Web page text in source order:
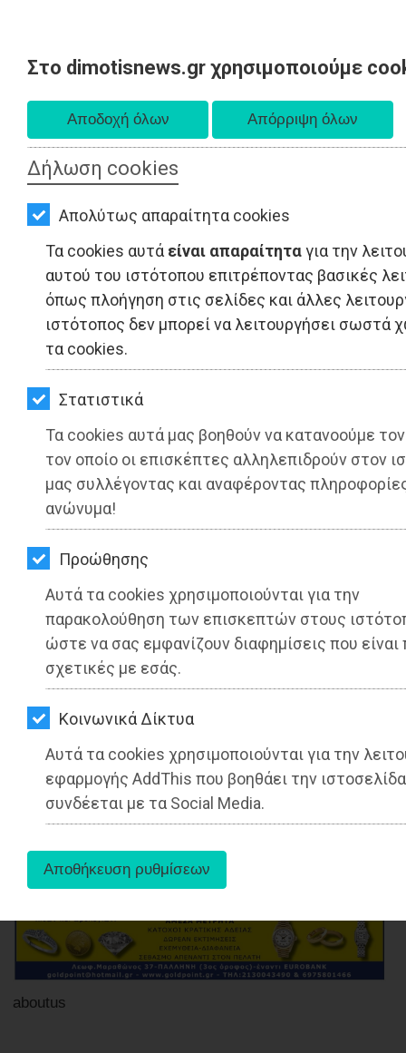
Στο dimotisnews.gr χρησιμοποιούμε
Δήλωση cookies
Απολύτως απαραίτητα cookies
Τα cookies αυτά είναι απαραίτηταγια την
αυτού του ιστότοπου επιτρέποντας βασικές
όπως πλοήγηση στις σελίδες και άλλες
ιστότοπος δεν μπορεί να λειτουργήσει σωστά
τα cookies.
Στατιστικά
Τα cookies αυτά μας βοηθούν να κατανοούμε
τον οποίο οι επισκέπτες αλληλεπιδρούν στον
μας συλλέγοντας και αναφέροντας
ανώνυμα!
Προώθησης
Αυτά τα cookies χρησιμοποιούνται για την
παρακολούθηση των επισκεπτών στους
ώστε να σας εμφανίζουν διαφημίσεις που είναι
σχετικές με εσάς.
Kοινωνικά Δίκτυα
Αυτά τα cookies χρησιμοποιούνται για την
εφαρμογής AddThis που βοηθάει την
συνδέεται με τα Social Media.
ΕΙΔΗΣΕΙΣ
ΠΟΛΙΤΙΚΗ
ΤΟΠΙΚΗ
ΑΥΤΟΔΙΟΙΚΗΣΗ
ΟΙΚΟΝΟΜΙΑ
ΑΘΛΗΤΙΣΜΟΣ
ΠΟΛΙΤΙΣΜΟΣ
ΣΠΙΤΙ-
ΚΗΠΟΣ
ΥΓΕΙΑ
LIFESTYLE
ΤΑΞΙΔΙΑ
ΕΞΟΔΟΣ
ΠΕΡΙΒΑΛΛΟΝ
ΚΑΤΟΙΚΙΔΙΟ
ΑΓΓΕΛΙΕΣ
ΕΦΗΜΕΡΙΔΕΣ
OΔΗΓΟΣ
ΑΓΟΡΑΣ
ΨΙΘΥΡΟΙ
ΑΠΟΣΤΟΛΗ
ΑΡΘΡΩΝ
Κυριακή 09 Αυγούστου 2026
Α. 6:35 πμ - Δ. 8:25 μμ
ΕΙΔΗΣΕΙΣ - Νέα Μάκρη
Αναστολή λειτουργίας σχολικών
μονάδων του Δήμου Μαραθώνος
Διαβάστηκε 4256 φορές
27-05-2025
Από την Ειρήνη Δελακά
Δημοσιογράφος - Διεθνολόγος
aboutus